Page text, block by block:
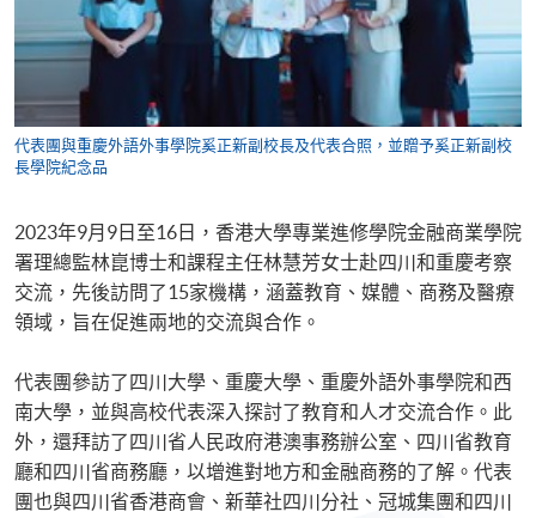
代表團與重慶外語外事學院奚正新副校長及代表合照，並贈予奚正新副校
長學院紀念品
2023年9月9日至16日，香港大學專業進修學院金融商業學院
署理總監林崑博士和課程主任林慧芳女士赴四川和重慶考察
交流，先後訪問了15家機構，涵蓋教育、媒體、商務及醫療
領域，旨在促進兩地的交流與合作。
代表團參訪了四川大學、重慶大學、重慶外語外事學院和西
南大學，並與高校代表深入探討了教育和人才交流合作。此
外，還拜訪了四川省人民政府港澳事務辦公室、四川省教育
廳和四川省商務廳，以增進對地方和金融商務的了解。代表
團也與四川省香港商會、新華社四川分社、冠城集團和四川